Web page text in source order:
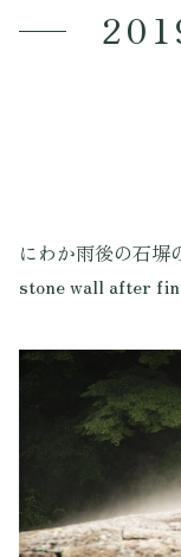
にわか雨後の石塀
stone wall after